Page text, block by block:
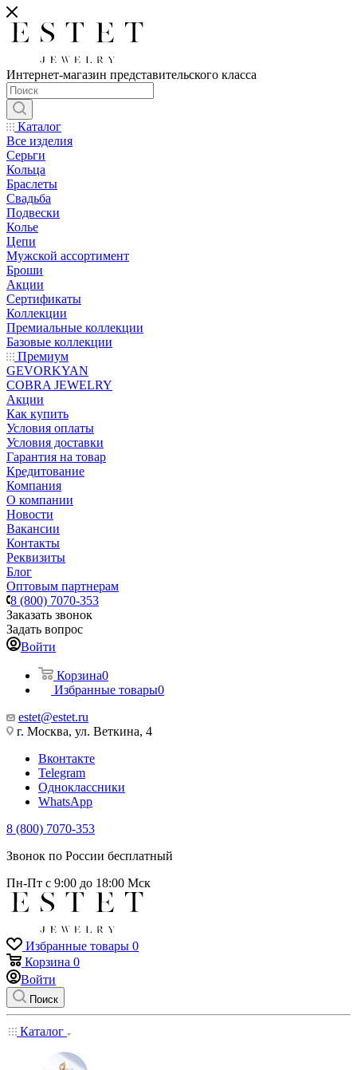
Интернет-магазин представительского класса
Каталог
Все изделия
Серьги
Кольца
Браслеты
Свадьба
Подвески
Колье
Цепи
Мужской ассортимент
Броши
Акции
Сертификаты
Коллекции
Премиальные коллекции
Базовые коллекции
Премиум
GEVORKYAN
COBRA JEWELRY
Акции
Как купить
Условия оплаты
Условия доставки
Гарантия на товар
Кредитование
Компания
О компании
Новости
Вакансии
Контакты
Реквизиты
Блог
Оптовым партнерам
8 (800) 7070-353
Заказать звонок
Задать вопрос
Войти
Корзина0
Избранные товары0
estet@estet.ru
г. Москва, ул. Веткина, 4
Вконтакте
Telegram
Одноклассники
WhatsApp
8 (800) 7070-353
Звонок по России бесплатный
Пн-Пт с 9:00 до 18:00 Мск
Избранные товары 0
Корзина 0
Войти
Поиск
Каталог